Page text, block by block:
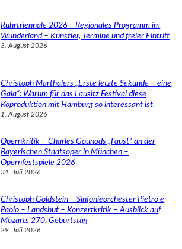
Ruhrtriennale 2026 – Regionales Programm im
Wunderland – Künstler, Termine und freier Eintritt
3. August 2026
Christoph Marthalers „Erste letzte Sekunde – eine
Gala“: Warum für das Lausitz Festival diese
Koproduktion mit Hamburg so interessant ist.
1. August 2026
Opernkritik – Charles Gounods „Faust“ an der
Bayerischen Staatsoper in München –
Opernfestspiele 2026
31. Juli 2026
Christoph Goldstein – Sinfonieorchester Pietro e
Paolo – Landshut – Konzertkritik – Ausblick auf
Mozarts 270. Geburtstag
29. Juli 2026